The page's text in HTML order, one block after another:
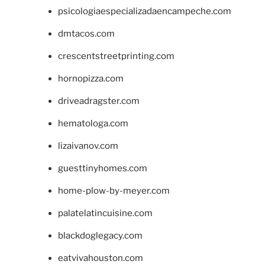
psicologiaespecializadaencampeche.com
dmtacos.com
crescentstreetprinting.com
hornopizza.com
driveadragster.com
hematologa.com
lizaivanov.com
guesttinyhomes.com
home-plow-by-meyer.com
palatelatincuisine.com
blackdoglegacy.com
eatvivahouston.com